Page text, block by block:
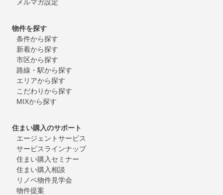
メルマガ設定
物件を探す
条件から探す
新着から探す
市区から探す
路線・駅から探す
エリアから探す
こだわりから探す
MIXから探す
住まい購入のサポート
エージェントサービス
サービスラインナップ
住まい購入セミナー
住まい購入相談
リノベ物件見学会
物件提案